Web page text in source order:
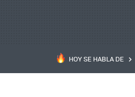
HOY SE HABLA DE